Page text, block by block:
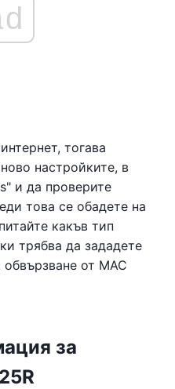
тогава
настройките, в
и да проверите
това се обадете на
какъв тип
трябва да зададете
от MAC
за